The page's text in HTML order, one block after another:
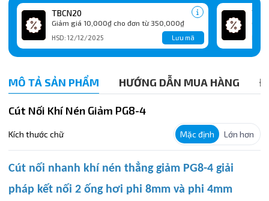
TBCN20
Giảm giá 10,000₫ cho đơn từ 350,000₫
HSD: 12/12/2025 Lưu mã
MÔ TẢ SẢN PHẨM HƯỚNG DẪN MUA HÀNG
Cút Nối Khí Nén Giảm PG8-4
Kích thước chữ Mặc định Lớn hơn
Cút nối nhanh khí nén thẳng giảm PG8-4 giải
pháp kết nối 2 ống hơi phi 8mm và phi 4mm